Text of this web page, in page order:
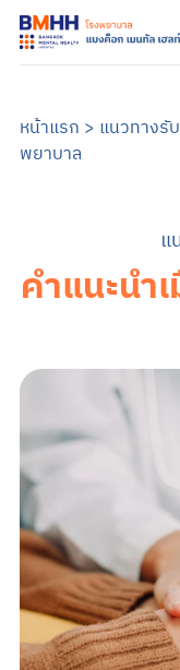
หน้าแรก
เกี่ยวกับเรา
บริการสำหรับผู้
ศูนย์รักษาโรคซึม
การบำบัด
บริการสำหรับผู้ป่
อาการและการรั
ข้อมูลสุขภาพ
ข้อมูลสุขภาพจิต
แบบทดสอบสุขภา
ข่าวสารและบริการ
ค้นหาแพทย์
TH
EN
หน้าแรก > แนวทางรั
พยาบาล
แ
คำแนะนำ